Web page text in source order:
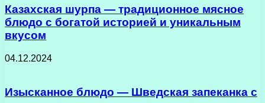
Казахская шурпа — традиционное мясное
блюдо с богатой историей и уникальным
вкусом
04.12.2024
Изысканное блюдо — Шведская запеканка с